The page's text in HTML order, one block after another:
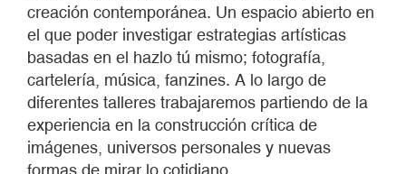
creación contemporánea. Un espacio abierto en
el que poder investigar estrategias artísticas
basadas en el hazlo tú mismo; fotografía,
cartelería, música, fanzines. A lo largo de
diferentes talleres trabajaremos partiendo de la
experiencia en la construcción crítica de
imágenes, universos personales y nuevas
formas de mirar lo cotidiano.